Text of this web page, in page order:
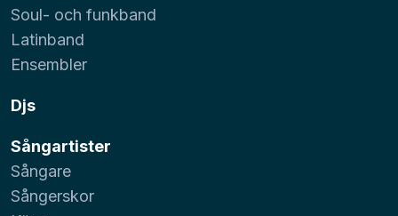
Soul- och funkband
Latinband
Ensembler
Djs
Sångartister
Sångare
Sångerskor